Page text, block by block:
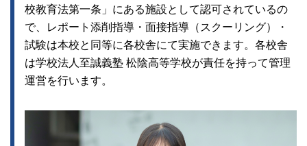
校教育法第一条」にある施設として認可されているの
で、レポート添削指導・面接指導（スクーリング）・
試験は本校と同等に各校舎にて実施できます。各校舎
は学校法人至誠義塾 松陰高等学校が責任を持って管理
運営を行います。